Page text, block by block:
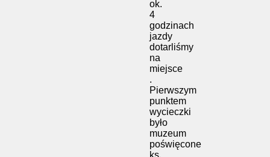
ok.
4
godzinach
jazdy
dotarliśmy
na
miejsce
.
Pierwszym
punktem
wycieczki
było
muzeum
poświęcone